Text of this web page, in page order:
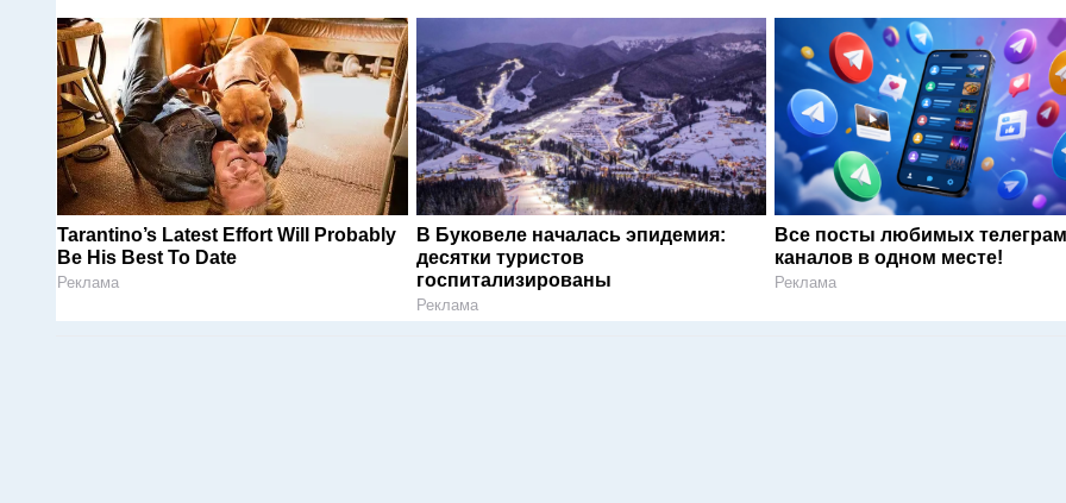
Tarantino’s Latest Effort Will Probably
Be His Best To Date
Реклама
В Буковеле началась эпидемия:
десятки туристов
госпитализированы
Реклама
Все посты любимых
каналов в одном месте!
Реклама